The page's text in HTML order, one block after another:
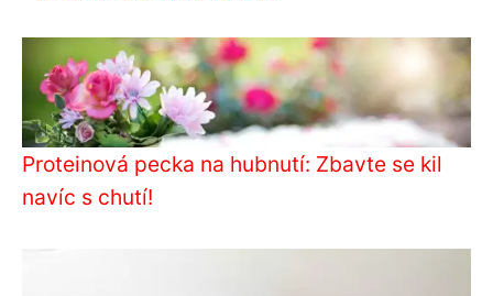
Proteinová pecka na hubnutí: Zbavte se kil
navíc s chutí!